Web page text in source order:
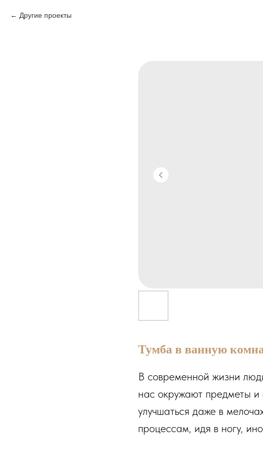
Другие проекты
Тумба в ванную
В современной жизни
нас окружают предметы и
улучшаться даже в
процессам, идя в ногу,